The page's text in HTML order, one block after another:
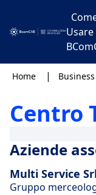
Usare
Home |
Centro
Aziende
Multi Service
Gruppo